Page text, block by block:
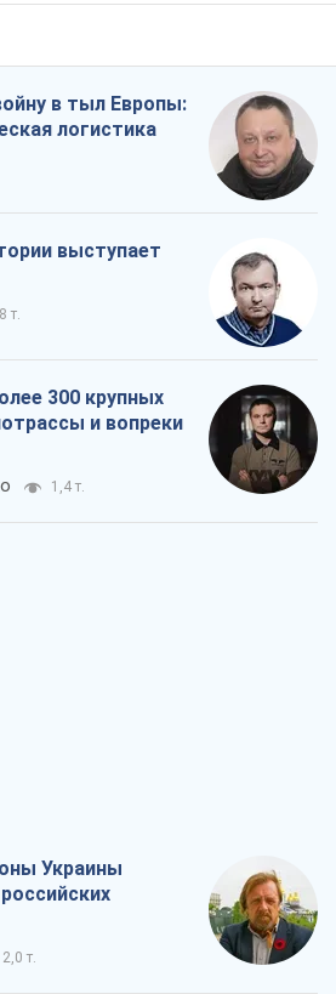
в тыл Европы:
логистика
выступает
т.
300 крупных
и вопреки
1,4 т.
Украины
2,0 т.